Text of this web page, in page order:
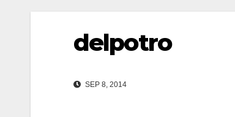
delpotro
SEP 8, 2014